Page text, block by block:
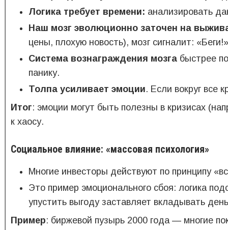
Логика требует времени: анализировать
Наш мозг эволюционно заточен на
цены, плохую новость), мозг сигналит: «Беги!»
Система вознаграждения мозга быстрее
панику.
Толпа усиливает эмоции. Если вокруг все
Итог: эмоции могут быть полезны в кризисах
к хаосу.
Социальное влияние: «массовая психология»
Многие инвесторы действуют по принципу
Это пример эмоционального сбоя: логика
упустить выгоду заставляет вкладывать
Пример: биржевой пузырь 2000 года — многие